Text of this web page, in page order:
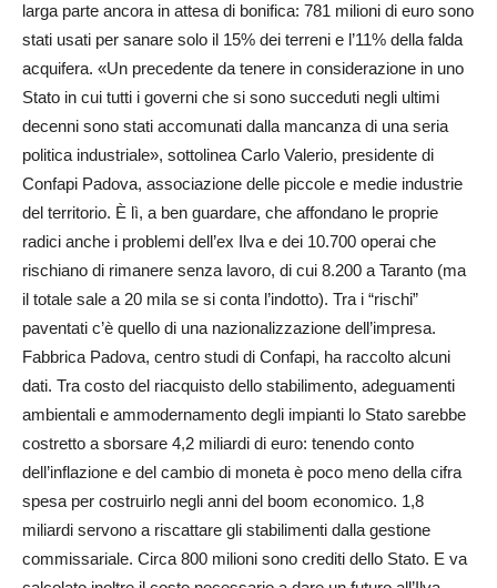
larga parte ancora in attesa di bonifica: 781 milioni di euro sono
stati usati per sanare solo il 15% dei terreni e l’11% della falda
acquifera. «Un precedente da tenere in considerazione in uno
Stato in cui tutti i governi che si sono succeduti negli ultimi
decenni sono stati accomunati dalla mancanza di una seria
politica industriale», sottolinea Carlo Valerio, presidente di
Confapi Padova, associazione delle piccole e medie industrie
del territorio. È lì, a ben guardare, che affondano le proprie
radici anche i problemi dell’ex Ilva e dei 10.700 operai che
rischiano di rimanere senza lavoro, di cui 8.200 a Taranto (ma
il totale sale a 20 mila se si conta l’indotto). Tra i “rischi”
paventati c’è quello di una nazionalizzazione dell’impresa.
Fabbrica Padova, centro studi di Confapi, ha raccolto alcuni
dati. Tra costo del riacquisto dello stabilimento, adeguamenti
ambientali e ammodernamento degli impianti lo Stato sarebbe
costretto a sborsare 4,2 miliardi di euro: tenendo conto
dell’inflazione e del cambio di moneta è poco meno della cifra
spesa per costruirlo negli anni del boom economico. 1,8
miliardi servono a riscattare gli stabilimenti dalla gestione
commissariale. Circa 800 milioni sono crediti dello Stato. E va